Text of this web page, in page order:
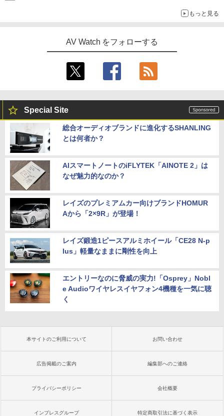
もっと見る
AV Watch をフォローする
Special Site
総合オーディオブランドに進化するSHANLING
とは何者か？
AIスマートノートのiFLYTEK「AINOTE 2」は
なぜ魅力的なのか？
レイズのプレミアムカー向けブランドHOMUR
Aから「2×9R」が登場！
レイズ鍛造1ピースアルミホイール「CE28 N-p
lus」軽量なままに剛性を向上
エントリーなのに脅威の実力!「Osprey」Nobl
e Audioワイヤレスイヤフォン4機種を一気に聴
く
本サイトのご利用について お問い合わせ
広告掲載のご案内 編集部へのご連絡
プライバシーポリシー 会社概要
インプレスグループ 特定商取引法に基づく表示